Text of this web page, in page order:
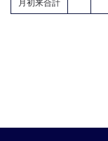
月初来合計